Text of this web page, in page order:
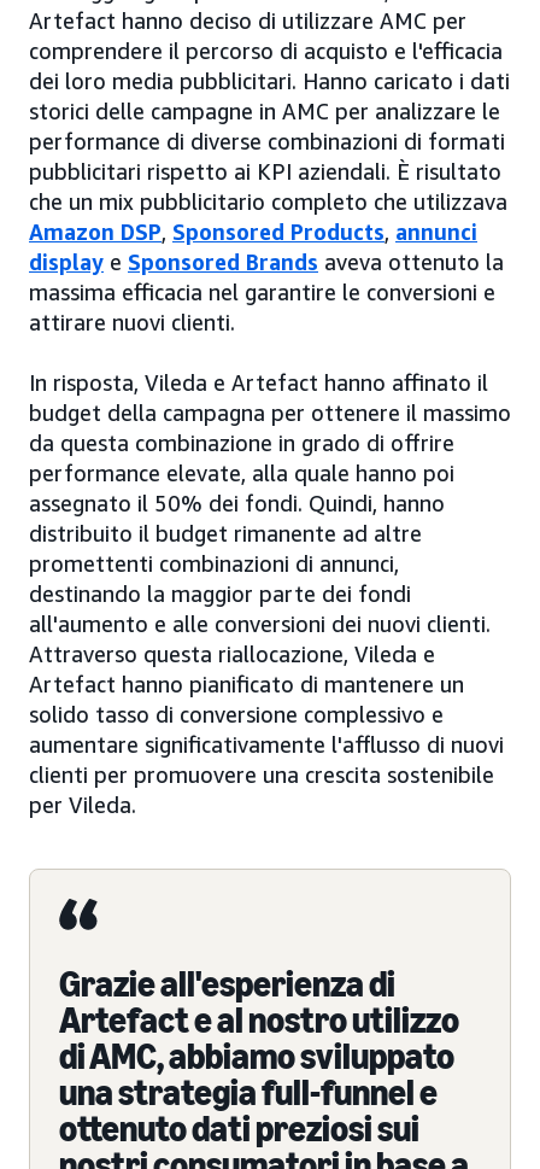
Artefact hanno deciso di utilizzare AMC per
comprendere il percorso di acquisto e l'efficacia
dei loro media pubblicitari. Hanno caricato i dati
storici delle campagne in AMC per analizzare le
performance di diverse combinazioni di formati
pubblicitari rispetto ai KPI aziendali. È risultato
che un mix pubblicitario completo che utilizzava
Amazon DSP, Sponsored Products, annunci
display e Sponsored Brands aveva ottenuto la
massima efficacia nel garantire le conversioni e
attirare nuovi clienti.
In risposta, Vileda e Artefact hanno affinato il
budget della campagna per ottenere il massimo
da questa combinazione in grado di offrire
performance elevate, alla quale hanno poi
assegnato il 50% dei fondi. Quindi, hanno
distribuito il budget rimanente ad altre
promettenti combinazioni di annunci,
destinando la maggior parte dei fondi
all'aumento e alle conversioni dei nuovi clienti.
Attraverso questa riallocazione, Vileda e
Artefact hanno pianificato di mantenere un
solido tasso di conversione complessivo e
aumentare significativamente l'afflusso di nuovi
clienti per promuovere una crescita sostenibile
per Vileda.
Grazie all'esperienza di
Artefact e al nostro utilizzo
di AMC, abbiamo sviluppato
una strategia full-funnel e
ottenuto dati preziosi sui